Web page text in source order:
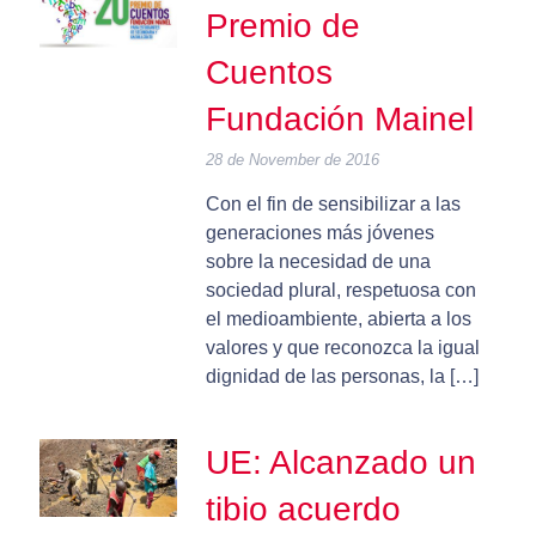
Premio de
Cuentos
Fundación Mainel
28 de November de 2016
Con el fin de sensibilizar a las
generaciones más jóvenes
sobre la necesidad de una
sociedad plural, respetuosa con
el medioambiente, abierta a los
valores y que reconozca la igual
dignidad de las personas, la […]
UE: Alcanzado un
tibio acuerdo